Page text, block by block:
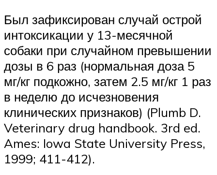
Был зафиксирован случай острой
интоксикации у 13-месячной
собаки при случайном превышении
дозы в 6 раз (нормальная доза 5
мг/кг подкожно, затем 2.5 мг/кг 1 раз
в неделю до исчезновения
клинических признаков) (Plumb D.
Veterinary drug handbook. 3rd ed.
Ames: Iowa State University Press,
1999; 411-412).